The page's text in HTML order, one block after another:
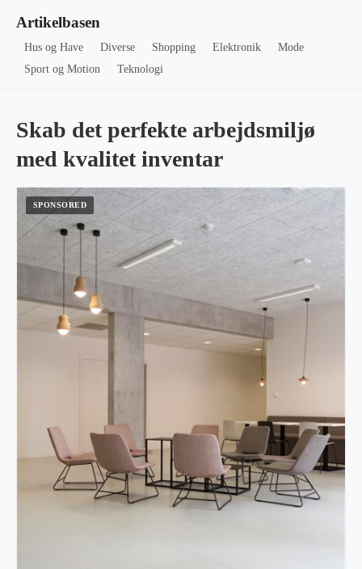
Artikelbasen
Hus og Have Diverse Shopping Elektronik
Mode
Sport og Motion
Teknologi
Skab det perfekte arbejdsmiljø
med kvalitet inventar